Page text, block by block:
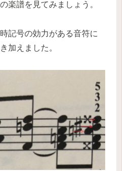
楽譜を見てみましょう。
記号の効力がある音符に
加えました。